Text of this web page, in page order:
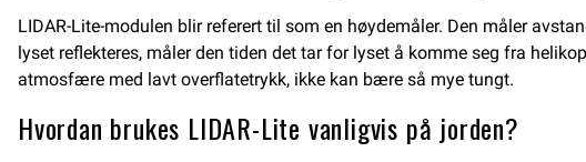
LIDAR-Lite-modulen blir referert til som en høydemåler. Den måler
lyset reflekteres, måler den tiden det tar for lyset å komme seg fra
atmosfære med lavt overflatetrykk, ikke kan bære så mye tungt.
Hvordan brukes LIDAR-Lite vanligvis på jorden?